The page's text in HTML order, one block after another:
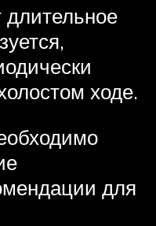
длительное
ходе.
для